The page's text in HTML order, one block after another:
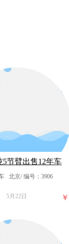
5节臂出售12年车
北京/ 编号：3906
￥
5月22日